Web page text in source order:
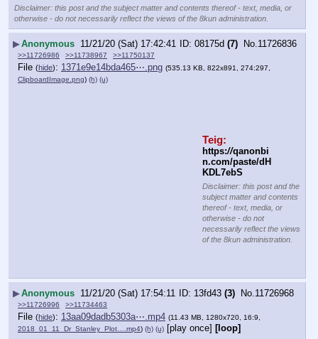
Disclaimer: this post and the subject matter and contents thereof - text, media, or
otherwise - do not necessarily reflect the views of the 8kun administration.
▶Anonymous 11/21/20 (Sat) 17:42:41 08175d (7) No. 11726836
>>11726986 >>11738967 >>11750137
File (hide): 1371e9e14bda465⋯.png (535.13 KB, 822x891, 274:297,
ClipboardImage.png) (h) (u)
Teig:
https://qanonbi
n.com/paste/dH
KDL7ebS
Disclaimer: this post and the
subject matter and contents
thereof - text, media, or
otherwise - do not
necessarily reflect the views
of the 8kun administration.
▶Anonymous 11/21/20 (Sat) 17:54:11 13fd43 (3) No. 11726968
>>11726996 >>11734463
File (hide): 13aa09dadb5303a⋯.mp4 (11.43 MB, 1280x720, 16:9,
2018_01_11_Dr_Stanley_Plot….mp4) (h) (u) [play once] [loop]